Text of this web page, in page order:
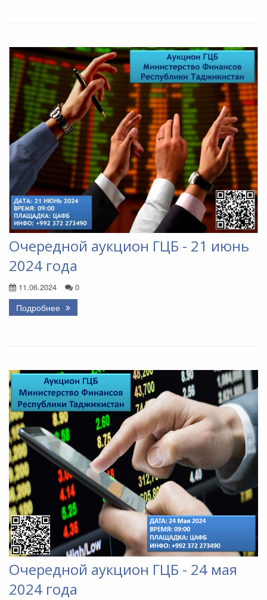
Очередной аукцион ГЦБ - 21 июнь
2024 года
11.06.2024 0
Подробнее
Очередной аукцион ГЦБ - 24 мая
2024 года